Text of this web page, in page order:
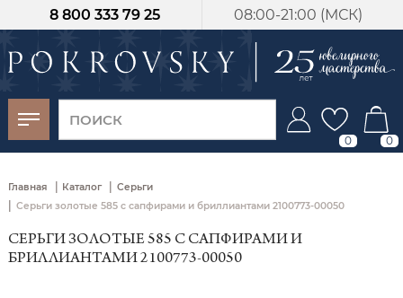
08:00-21:00 (МСК)
8 800 333 79 25
0 0
Главная | Каталог | Серьги
| Серьги золотые 585 с сапфирами и бриллиантами 2100773-00050
СЕРЬГИ ЗОЛОТЫЕ 585 С САПФИРАМИ И
БРИЛЛИАНТАМИ 2100773-00050
-30%
от 15 дней с
момента оплаты